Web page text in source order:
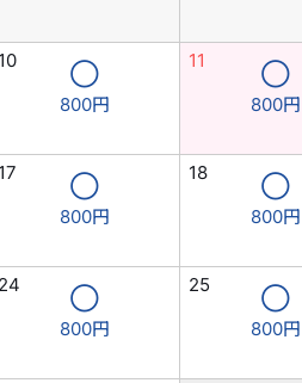
10
◯
800円
11
◯
800円
17
◯
800円
18
◯
800円
24
◯
800円
25
◯
800円